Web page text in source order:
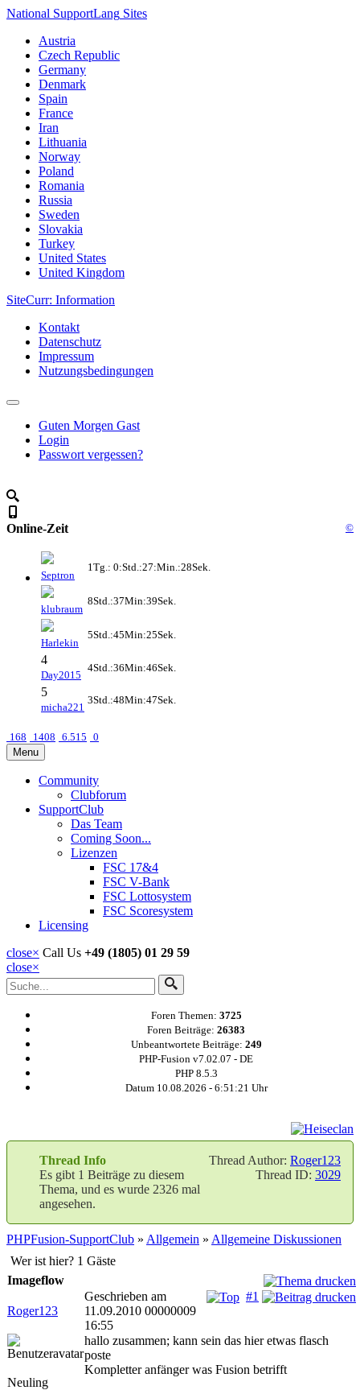
National SupportLang Sites
Austria
Czech Republic
Germany
Denmark
Spain
France
Iran
Lithuania
Norway
Poland
Romania
Russia
Sweden
Slovakia
Turkey
United States
United Kingdom
SiteCurr: Information
Kontakt
Datenschutz
Impressum
Nutzungsbedingungen
Guten Morgen Gast
Login
Passwort vergessen?
Online-Zeit ©
Septron
1Tg.: 0:Std.:27:Min.:28Sek.
klubraum
8Std.:37Min:39Sek.
Harlekin
5Std.:45Min:25Sek.
4
Day2015
4Std.:36Min:46Sek.
5
micha221
3Std.:48Min:47Sek.
168 1408 6.515 0
Menu
Community
Clubforum
SupportClub
Das Team
Coming Soon...
Lizenzen
FSC 17&4
FSC V-Bank
FSC Lottosystem
FSC Scoresystem
Licensing
close× Call Us +49 (1805) 01 29 59
close×
Foren Themen: 3725
Foren Beiträge: 26383
Unbeantwortete Beiträge: 249
PHP-Fusion v7.02.07 - DE
PHP 8.5.3
Datum 10.08.2026 - 6:51:21 Uhr
Thread Author: Roger123
Thread ID: 3029
Thread Info
Es gibt 1 Beiträge zu diesem
Thema, und es wurde 2326 mal
angesehen.
PHPFusion-SupportClub » Allgemein » Allgemeine Diskussionen
Wer ist hier? 1 Gäste
Imageflow
Roger123
#1
Geschrieben am
11.09.2010 00000009
16:55
Neuling
hallo zusammen; kann sein das hier etwas flasch
poste
Kompletter anfänger was Fusion betrifft